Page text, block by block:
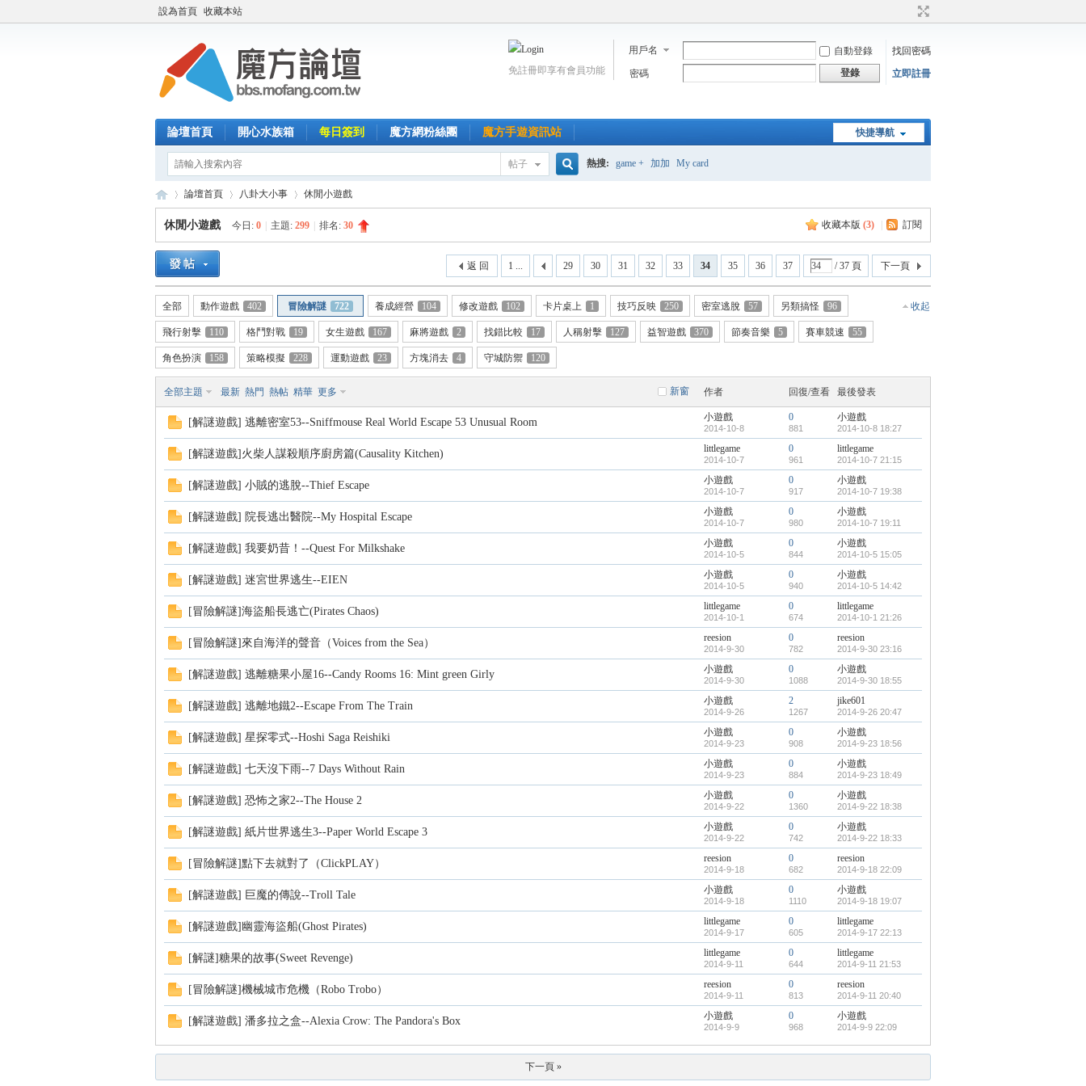
設為首頁 收藏本站
用戶名 自動登錄
找回密碼
密碼
登錄 立即註冊
免註冊即享有會員功能
快捷導航
論壇首頁 開心水族箱 每日簽到 魔方網粉絲團 魔方手遊資訊站
帖子
索
熱搜: game + 加加 My card
»
論壇首頁 八卦大小事 休閒小遊戲
收藏本版 (3) 訂閱
休閒小遊戲 今日: 0 主題: 299 排名: 30
1 ... 29 30 31 32 33 34 35 36 37 / 37 頁 下一頁
返 回
收起
全部 動作遊戲 402 冒險解謎 722 養成經營 104 修改遊戲 102 卡片桌上 1 技巧反映 250 密室逃脫 57 另類搞怪 96
飛行射擊 110 格鬥對戰 19 女生遊戲 167 麻將遊戲 2 找錯比較 17 人稱射擊 127 益智遊戲 370 節奏音樂 5 賽車競速 55
角色扮演 158 策略模擬 228 運動遊戲 23 方塊消去 4 守城防禦 120
新窗
全部主題 最新 熱門 熱帖 精華 更多 作者 回復/查看 最後發表
[解謎遊戲] 逃離密室53--Sniffmouse Real World Escape 53 Unusual Room 小遊戲
2014-10-8
0
881
小遊戲
2014-10-8 18:27
[解謎遊戲]火柴人謀殺順序廚房篇(Causality Kitchen) littlegame
2014-10-7
0
961
littlegame
2014-10-7 21:15
[解謎遊戲] 小賊的逃脫--Thief Escape 小遊戲
2014-10-7
0
917
小遊戲
2014-10-7 19:38
[解謎遊戲] 院長逃出醫院--My Hospital Escape 小遊戲
2014-10-7
0
980
小遊戲
2014-10-7 19:11
[解謎遊戲] 我要奶昔！--Quest For Milkshake 小遊戲
2014-10-5
0
844
小遊戲
2014-10-5 15:05
[解謎遊戲] 迷宮世界逃生--EIEN 小遊戲
2014-10-5
0
940
小遊戲
2014-10-5 14:42
[冒險解謎]海盜船長逃亡(Pirates Chaos) littlegame
2014-10-1
0
674
littlegame
2014-10-1 21:26
[冒險解謎]來自海洋的聲音（Voices from the Sea） reesion
2014-9-30
0
782
reesion
2014-9-30 23:16
[解謎遊戲] 逃離糖果小屋16--Candy Rooms 16: Mint green Girly 小遊戲
2014-9-30
0
1088
小遊戲
2014-9-30 18:55
[解謎遊戲] 逃離地鐵2--Escape From The Train 小遊戲
2014-9-26
2
1267
jike601
2014-9-26 20:47
[解謎遊戲] 星探零式--Hoshi Saga Reishiki 小遊戲
2014-9-23
0
908
小遊戲
2014-9-23 18:56
[解謎遊戲] 七天沒下雨--7 Days Without Rain 小遊戲
2014-9-23
0
884
小遊戲
2014-9-23 18:49
[解謎遊戲] 恐怖之家2--The House 2 小遊戲
2014-9-22
0
1360
小遊戲
2014-9-22 18:38
[解謎遊戲] 紙片世界逃生3--Paper World Escape 3 小遊戲
2014-9-22
0
742
小遊戲
2014-9-22 18:33
[冒險解謎]點下去就對了（ClickPLAY） reesion
2014-9-18
0
682
reesion
2014-9-18 22:09
[解謎遊戲] 巨魔的傳說--Troll Tale 小遊戲
2014-9-18
0
1110
小遊戲
2014-9-18 19:07
[解謎遊戲]幽靈海盜船(Ghost Pirates) littlegame
2014-9-17
0
605
littlegame
2014-9-17 22:13
[解謎]糖果的故事(Sweet Revenge) littlegame
2014-9-11
0
644
littlegame
2014-9-11 21:53
[冒險解謎]機械城市危機（Robo Trobo） reesion
2014-9-11
0
813
reesion
2014-9-11 20:40
[解謎遊戲] 潘多拉之盒--Alexia Crow: The Pandora's Box 小遊戲
2014-9-9
0
968
小遊戲
2014-9-9 22:09
下一頁 »